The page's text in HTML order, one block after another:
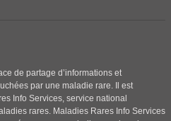
de partage d’informations et
par une maladie rare. Il est
Info Services, service national
rares. Maladies Rares Info Services